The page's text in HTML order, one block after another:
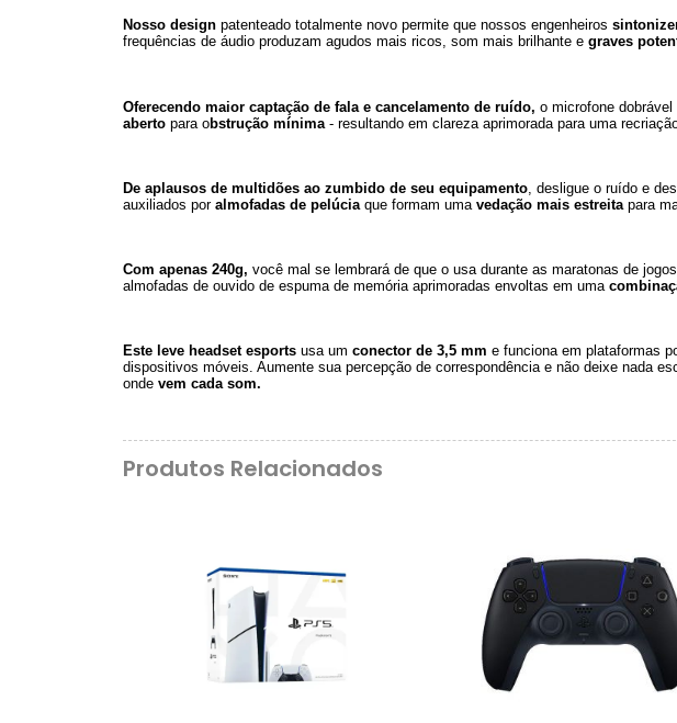
Nosso design patenteado totalmente novo permite que nossos engenheiros
frequências de áudio produzam agudos mais ricos, som mais brilhante e graves
Oferecendo maior captação de fala e cancelamento de ruído, o microfone
aberto para obstrução mínima - resultando em clareza aprimorada para uma
De aplausos de multidões ao zumbido de seu equipamento , desligue o ruído e
auxiliados por almofadas de pelúcia que formam uma vedação mais estreita para
Com apenas 240g, você mal se lembrará de que o usa durante as maratonas de
almofadas de ouvido de espuma de memória aprimoradas envoltas em uma
Este leve headset esports usa um conector de 3,5 mm e funciona em plataformas
dispositivos móveis. Aumente sua percepção de correspondência e não deixe nada
onde vem cada som.
Produtos Relacionados